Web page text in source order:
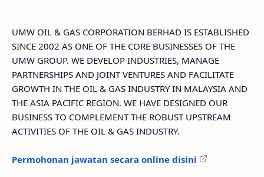
UMW OIL & GAS CORPORATION BERHAD IS ESTABLISHED
SINCE 2002 AS ONE OF THE CORE BUSINESSES OF THE
UMW GROUP. WE DEVELOP INDUSTRIES, MANAGE
PARTNERSHIPS AND JOINT VENTURES AND FACILITATE
GROWTH IN THE OIL & GAS INDUSTRY IN MALAYSIA AND
THE ASIA PACIFIC REGION. WE HAVE DESIGNED OUR
BUSINESS TO COMPLEMENT THE ROBUST UPSTREAM
ACTIVITIES OF THE OIL & GAS INDUSTRY.
Permohonan jawatan secara online disini